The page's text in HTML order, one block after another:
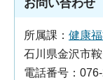
お問い合わせ
所属課： 健康
石川県金沢市
電話番号：